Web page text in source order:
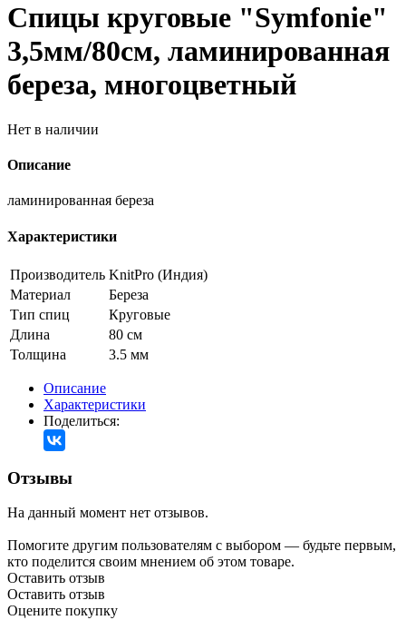
Спицы круговые "Symfonie"
3,5мм/80см, ламинированная
береза, многоцветный
Нет в наличии
Описание
ламинированная береза
Характеристики
Производитель KnitPro (Индия)
Материал
Береза
Тип спиц
Круговые
Длина
80 см
Толщина
3.5 мм
Описание
Характеристики
Поделиться:
Отзывы
На данный момент нет отзывов.
Помогите другим пользователям с выбором — будьте первым,
кто поделится своим мнением об этом товаре.
Оставить отзыв
Оставить отзыв
Оцените покупку